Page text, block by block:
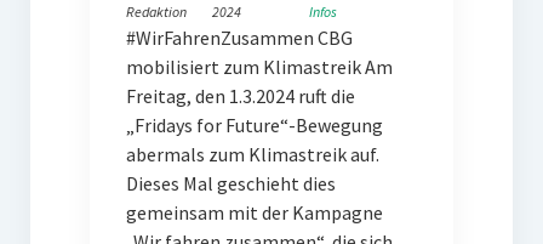
Redaktion
2024
Infos
#WirFahrenZusammen CBG
mobilisiert zum Klimastreik Am
Freitag, den 1.3.2024 ruft die
„Fridays for Future“-Bewegung
abermals zum Klimastreik auf.
Dieses Mal geschieht dies
gemeinsam mit der Kampagne